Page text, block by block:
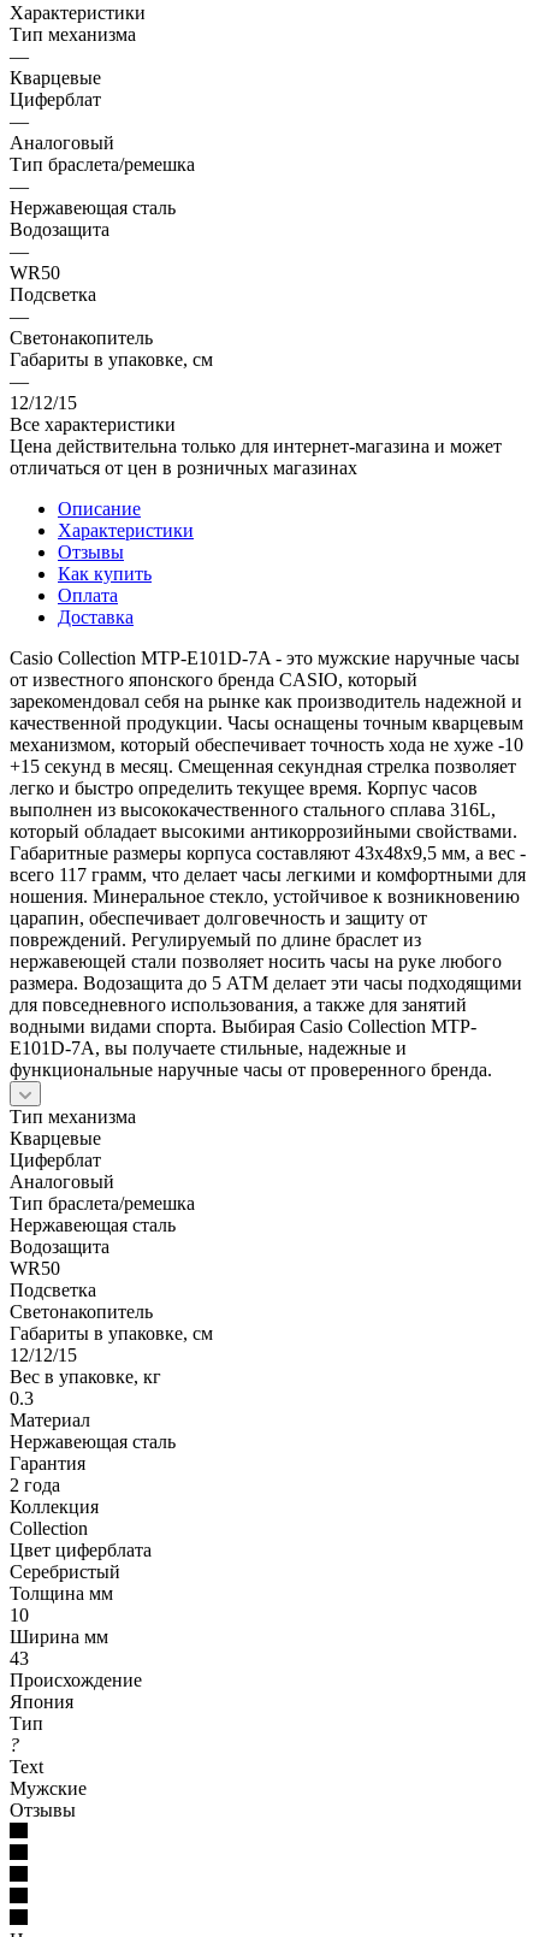
Характеристики
Тип механизма
—
Кварцевые
Циферблат
—
Аналоговый
Тип браслета/ремешка
—
Нержавеющая сталь
Водозащита
—
WR50
Подсветка
—
Светонакопитель
Габариты в упаковке, см
—
12/12/15
Все характеристики
Цена действительна только для интернет-магазина и может
отличаться от цен в розничных магазинах
Описание
Характеристики
Отзывы
Как купить
Оплата
Доставка
Casio Collection MTP-E101D-7A - это мужские наручные часы
от известного японского бренда CASIO, который
зарекомендовал себя на рынке как производитель надежной и
качественной продукции. Часы оснащены точным кварцевым
механизмом, который обеспечивает точность хода не хуже -10
+15 секунд в месяц. Смещенная секундная стрелка позволяет
легко и быстро определить текущее время. Корпус часов
выполнен из высококачественного стального сплава 316L,
который обладает высокими антикоррозийными свойствами.
Габаритные размеры корпуса составляют 43x48x9,5 мм, а вес -
всего 117 грамм, что делает часы легкими и комфортными для
ношения. Минеральное стекло, устойчивое к возникновению
царапин, обеспечивает долговечность и защиту от
повреждений. Регулируемый по длине браслет из
нержавеющей стали позволяет носить часы на руке любого
размера. Водозащита до 5 АТМ делает эти часы подходящими
для повседневного использования, а также для занятий
водными видами спорта. Выбирая Casio Collection MTP-
E101D-7A, вы получаете стильные, надежные и
функциональные наручные часы от проверенного бренда.
Тип механизма
Кварцевые
Циферблат
Аналоговый
Тип браслета/ремешка
Нержавеющая сталь
Водозащита
WR50
Подсветка
Светонакопитель
Габариты в упаковке, см
12/12/15
Вес в упаковке, кг
0.3
Материал
Нержавеющая сталь
Гарантия
2 года
Коллекция
Collection
Цвет циферблата
Серебристый
Толщина мм
10
Ширина мм
43
Происхождение
Япония
Тип
?
Text
Мужские
Отзывы